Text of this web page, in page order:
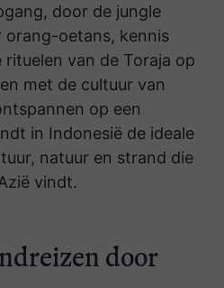
Sumatra is echt
van Indonesië. Voor
perfecte afwisseling
zijn en rust, vooral
tof. Dank daarvoor!
Bali en dan relaxen
door de jungle
oetans, kennis
van de Toraja op
met de cultuur van
op een
in Indonesië de ideale
natuur en strand die
vindt.
door